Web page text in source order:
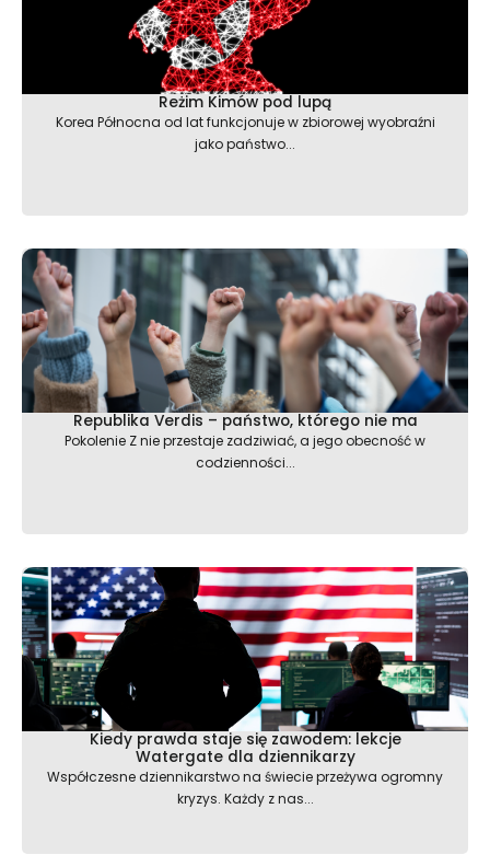
Reżim Kimów pod lupą
Korea Północna od lat funkcjonuje w zbiorowej wyobraźni
jako państwo...
Republika Verdis – państwo, którego nie ma
Pokolenie Z nie przestaje zadziwiać, a jego obecność w
codzienności...
Kiedy prawda staje się zawodem: lekcje
Watergate dla dziennikarzy
Współczesne dziennikarstwo na świecie przeżywa ogromny
kryzys. Każdy z nas...